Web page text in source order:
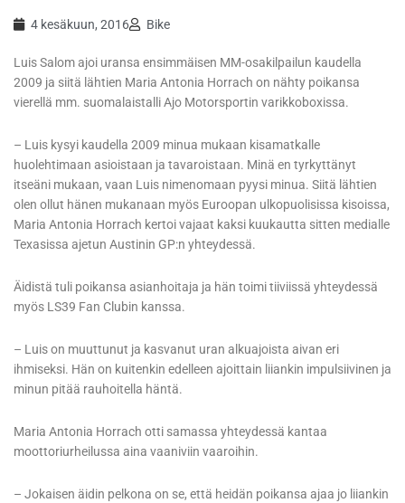
4 kesäkuun, 2016 Bike
Luis Salom ajoi uransa ensimmäisen MM-osakilpailun kaudella
2009 ja siitä lähtien Maria Antonia Horrach on nähty poikansa
vierellä mm. suomalaistalli Ajo Motorsportin varikkoboxissa.
– Luis kysyi kaudella 2009 minua mukaan kisamatkalle
huolehtimaan asioistaan ja tavaroistaan. Minä en tyrkyttänyt
itseäni mukaan, vaan Luis nimenomaan pyysi minua. Siitä lähtien
olen ollut hänen mukanaan myös Euroopan ulkopuolisissa kisoissa,
Maria Antonia Horrach kertoi vajaat kaksi kuukautta sitten medialle
Texasissa ajetun Austinin GP:n yhteydessä.
Äidistä tuli poikansa asianhoitaja ja hän toimi tiiviissä yhteydessä
myös LS39 Fan Clubin kanssa.
– Luis on muuttunut ja kasvanut uran alkuajoista aivan eri
ihmiseksi. Hän on kuitenkin edelleen ajoittain liiankin impulsiivinen ja
minun pitää rauhoitella häntä.
Maria Antonia Horrach otti samassa yhteydessä kantaa
moottoriurheilussa aina vaaniviin vaaroihin.
– Jokaisen äidin pelkona on se, että heidän poikansa ajaa jo liiankin